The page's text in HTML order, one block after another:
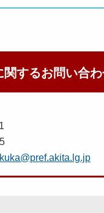
関するお問い合